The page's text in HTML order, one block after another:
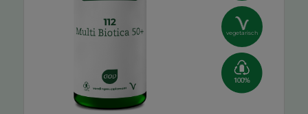
vegetarisch